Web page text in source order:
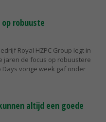
robuuste
Royal HZPC Group legt in
jaren de focus op robuustere
vorige week gaf onder
altijd een goede